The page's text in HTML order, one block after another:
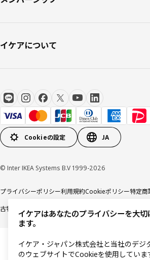
イケアについて
Cookieの設定 JA
© Inter IKEA Systems B.V 1999-2026
プライバシーポリシー利用規約Cookieポリシー特定商
古物営業法に基づく表記
イケアはあなたのプライバシーを大切
ます。
イケア・ジャパン株式会社と当社のデジ
のウェブサイトでCookieを使用していま